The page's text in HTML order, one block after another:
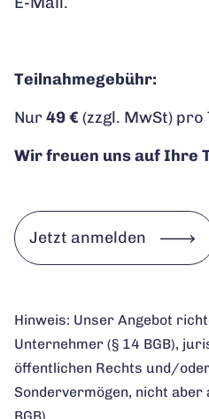
Teilnahmegebühr:
Nur49 € (zzgl. MwSt) pro
Wir freuen uns auf Ihre
Jetzt anmelden
Hinweis: Unser Angebot
Unternehmer (§ 14 BGB),
öffentlichen Rechts und/
Sondervermögen, nicht